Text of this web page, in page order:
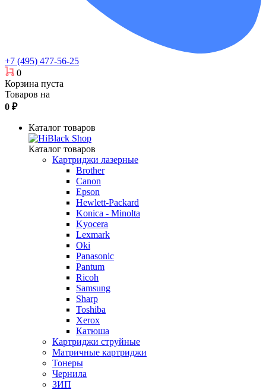
+7 (495) 477-56-25
0
Корзина пуста
Товаров на
0 ₽
Каталог товаров
Каталог товаров
Картриджи лазерные
Brother
Canon
Epson
Hewlett-Packard
Konica - Minolta
Kyocera
Lexmark
Oki
Panasonic
Pantum
Ricoh
Samsung
Sharp
Toshiba
Xerox
Катюша
Картриджи струйные
Матричные картриджи
Тонеры
Чернила
ЗИП